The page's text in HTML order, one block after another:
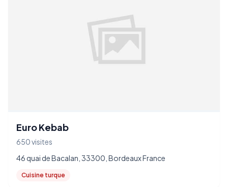
Euro Kebab
650 visites
46 quai de Bacalan, 33300, Bordeaux France
Cuisine turque